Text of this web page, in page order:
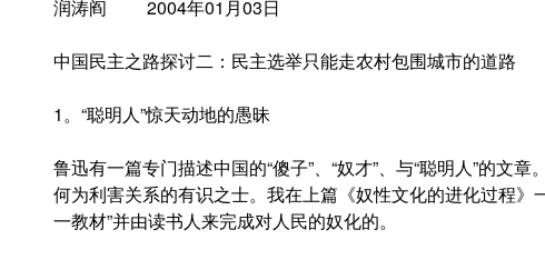
润涛阎 2004年01月03日
中国民主之路探讨二：民主选举只能走农村包围城市的道路
1。“聪明人”惊天动地的愚昧
鲁迅有一篇专门描述中国的“傻子”、“奴才”、与“聪明人”的文
何为利害关系的有识之士。我在上篇《奴性文化的进化过程》
一教材”并由读书人来完成对人民的奴化的。